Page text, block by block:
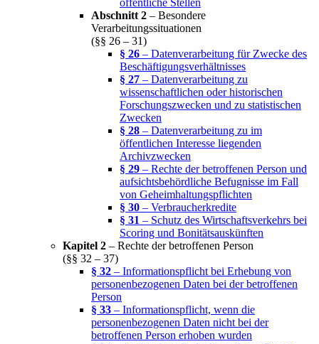
öffentliche Stellen
Abschnitt 2 – Besondere
Verarbeitungssituationen
(§§ 26 – 31)
§ 26 – Datenverarbeitung für Zwecke des
Beschäftigungsverhältnisses
§ 27 – Datenverarbeitung zu
wissenschaftlichen oder historischen
Forschungszwecken und zu statistischen
Zwecken
§ 28 – Datenverarbeitung zu im
öffentlichen Interesse liegenden
Archivzwecken
§ 29 – Rechte der betroffenen Person und
aufsichtsbehördliche Befugnisse im Fall
von Geheimhaltungspflichten
§ 30 – Verbraucherkredite
§ 31 – Schutz des Wirtschaftsverkehrs bei
Scoring und Bonitätsauskünften
Kapitel 2 – Rechte der betroffenen Person
(§§ 32 – 37)
§ 32 – Informationspflicht bei Erhebung von
personenbezogenen Daten bei der betroffenen
Person
§ 33 – Informationspflicht, wenn die
personenbezogenen Daten nicht bei der
betroffenen Person erhoben wurden